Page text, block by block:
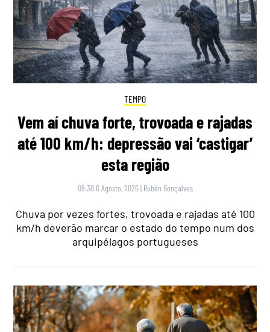
TEMPO
Vem aí chuva forte, trovoada e rajadas
até 100 km/h: depressão vai ‘castigar’
esta região
09:30 6 Agosto, 2026 | Rubén Gonçalves
Chuva por vezes fortes, trovoada e rajadas até 100
km/h deverão marcar o estado do tempo num dos
arquipélagos portugueses